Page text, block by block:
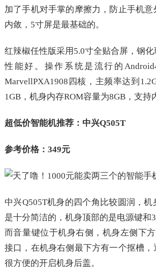
加了手机对手掌的摩擦力，防止手机
内敛，5寸屏是最基础的。
红辣椒任性版采用5.0寸全贴合屏，钢
性能好。操作系统是流行的
MarvellPXA1908四核，主频率达到
1GB，机身内存ROM容量为8GB，支持
超低价智能机推荐：中兴Q505T
参考价格：349元
中兴Q505T机身的四个角比较圆润，
是十分简洁的，机身顶部的是电源键和
而音量键位于机身右侧，机身左侧下
接口，在机身右侧最下方有一个抠槽，
很方便的开启机身后盖。